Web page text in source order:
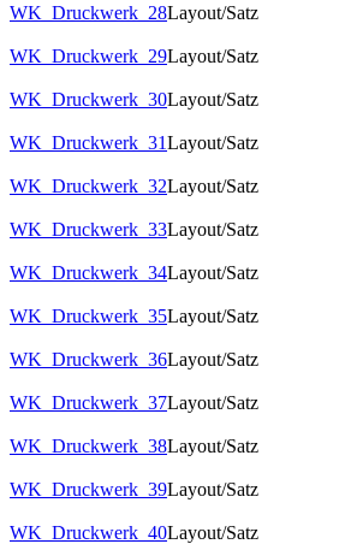
WK_Druckwerk_28Layout/Satz
WK_Druckwerk_29Layout/Satz
WK_Druckwerk_30Layout/Satz
WK_Druckwerk_31Layout/Satz
WK_Druckwerk_32Layout/Satz
WK_Druckwerk_33Layout/Satz
WK_Druckwerk_34Layout/Satz
WK_Druckwerk_35Layout/Satz
WK_Druckwerk_36Layout/Satz
WK_Druckwerk_37Layout/Satz
WK_Druckwerk_38Layout/Satz
WK_Druckwerk_39Layout/Satz
WK_Druckwerk_40Layout/Satz